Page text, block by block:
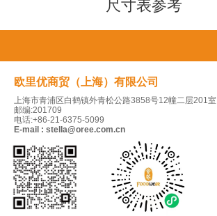
欧里优商贸（上海）有限公司
上海市青浦区白鹤镇外青松公路3858号12幢二层201室
邮编:201709
电话:+86-21-6375-5099
E-mail : stella@oree.com.cn
尺寸表参考